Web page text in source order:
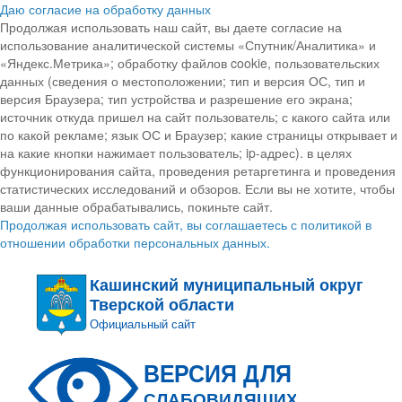
Даю согласие на обработку данных
Продолжая использовать наш сайт, вы даете согласие на
использование аналитической системы «Спутник/Аналитика» и
«Яндекс.Метрика»; обработку файлов cookie, пользовательских
данных (сведения о местоположении; тип и версия ОС, тип и
версия Браузера; тип устройства и разрешение его экрана;
источник откуда пришел на сайт пользователь; с какого сайта или
по какой рекламе; язык ОС и Браузер; какие страницы открывает и
на какие кнопки нажимает пользователь; ip-адрес). в целях
функционирования сайта, проведения ретаргетинга и проведения
статистических исследований и обзоров. Если вы не хотите, чтобы
ваши данные обрабатывались, покиньте сайт.
Продолжая использовать сайт, вы соглашаетесь с политикой в
отношении обработки персональных данных.